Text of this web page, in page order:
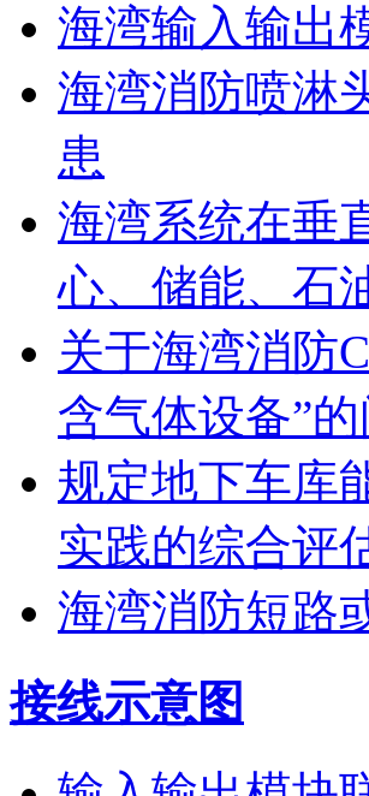
海湾输入输出
海湾消防喷淋
患
海湾系统在垂
心、储能、石
关于海湾消防
含气体设备”
规定地下车库
实践的综合评
海湾消防短路
接线示意图